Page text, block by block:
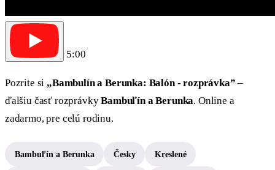
5:00
Pozrite si „Bambulín a Berunka: Balón - rozprávka” –
ďalšiu časť rozprávkyBambuľín a Berunka. Online a
zadarmo, pre celú rodinu.
Bambuľín a Berunka Česky Kreslené